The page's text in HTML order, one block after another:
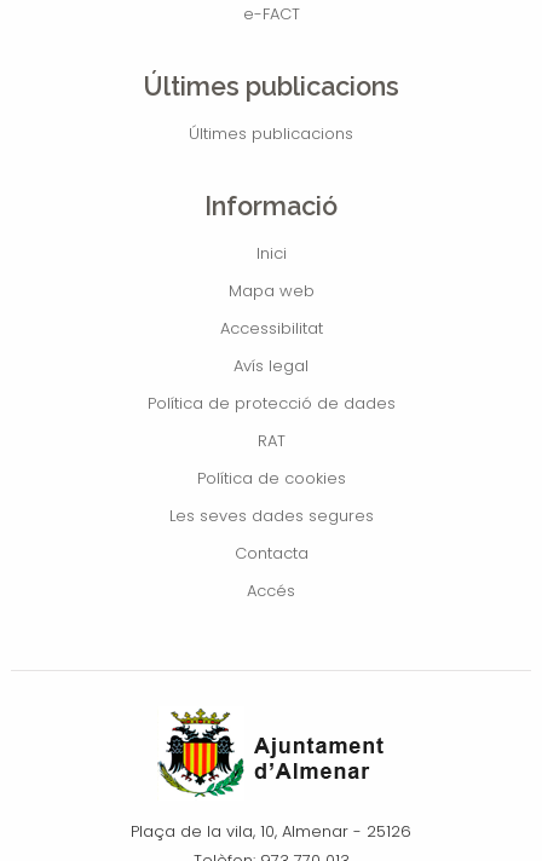
e-FACT
Últimes publicacions
Últimes publicacions
Informació
Inici
Mapa web
Accessibilitat
Avís legal
Política de protecció de dades
RAT
Política de cookies
Les seves dades segures
Contacta
Accés
Plaça de la vila, 10, Almenar - 25126